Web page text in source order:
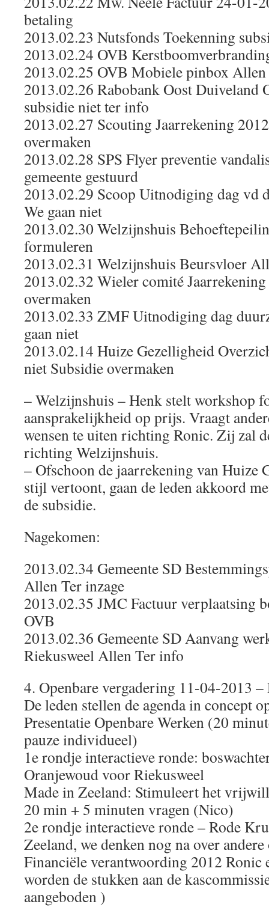
betaling
2013.02.23 Nutsfonds Toekenning
2013.02.24 OVB
2013.02.25 OVB Mobiele pinbox
2013.02.26 Rabobank Oost Duiveland
subsidie niet ter info
2013.02.27 Scouting Jaarrekening
overmaken
2013.02.28 SPS Flyer preventie
gemeente gestuurd
2013.02.29 Scoop Uitnodiging dag vd
We gaan niet
2013.02.30 Welzijnshuis
formuleren
2013.02.31 Welzijnshuis Beursvloer
2013.02.32 Wieler comité
overmaken
2013.02.33 ZMF Uitnodiging dag
gaan niet
2013.02.14 Huize Gezelligheid
niet Subsidie overmaken
– Welzijnshuis – Henk stelt workshop
aansprakelijkheid op prijs. Vraagt
wensen te uiten richting Ronic. Zij zal
richting Welzijnshuis.
– Ofschoon de jaarrekening van Huize
stijl vertoont, gaan de leden akkoord
de subsidie.
Nagekomen:
2013.02.34 Gemeente SD
Allen Ter inzage
2013.02.35 JMC Factuur verplaatsing
OVB
2013.02.36 Gemeente SD Aanvang
Riekusweel Allen Ter info
4. Openbare vergadering 11-04-2013 –
De leden stellen de agenda in concept
Presentatie Openbare Werken (20
pauze individueel)
1e rondje interactieve ronde:
Oranjewoud voor Riekusweel
Made in Zeeland: Stimuleert het
20 min + 5 minuten vragen (Nico)
2e rondje interactieve ronde – Rode
Zeeland, we denken nog na over
Financiële verantwoording 2012 Ronic
worden de stukken aan de
aangeboden )